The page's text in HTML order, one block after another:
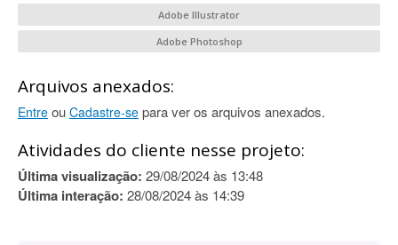
Adobe Illustrator
Adobe Photoshop
Arquivos anexados:
Entre ou Cadastre-se para ver os arquivos anexados.
Atividades do cliente nesse projeto:
Última visualização: 29/08/2024 às 13:48
Última interação: 28/08/2024 às 14:39